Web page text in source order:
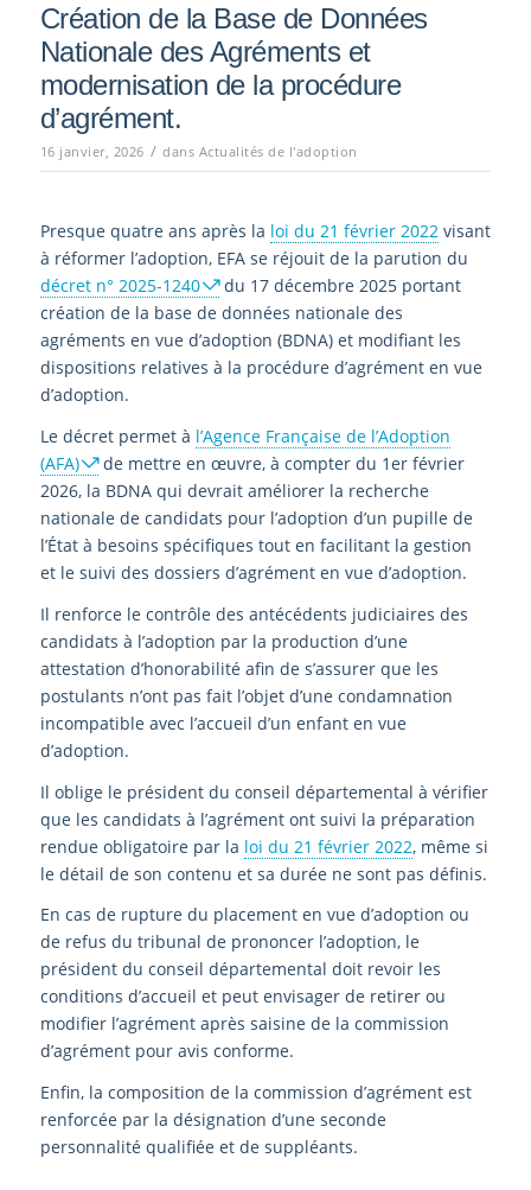
Création de la Base de Données
Nationale des Agréments et
modernisation de la procédure
d’agrément.
16 janvier, 2026 / dans Actualités de l'adoption
Presque quatre ans après la loi du 21 février 2022visant
à réformer l’adoption, EFA se réjouit de la parution du
décret n° 2025-1240
du 17 décembre 2025 portant
création de la base de données nationale des
agréments en vue d’adoption (BDNA) et modifiant les
dispositions relatives à la procédure d’agrément en vue
d’adoption.
Le décret permet à l’Agence Française de l’Adoption
(AFA)
de mettre en œuvre, à compter du 1er février
2026, la BDNA qui devrait améliorer la recherche
nationale de candidats pour l’adoption d’un pupille de
l’État à besoins spécifiques tout en facilitant la gestion
et le suivi des dossiers d’agrément en vue d’adoption.
Il renforce le contrôle des antécédents judiciaires des
candidats à l’adoption par la production d’une
attestation d’honorabilité afin de s’assurer que les
postulants n’ont pas fait l’objet d’une condamnation
incompatible avec l’accueil d’un enfant en vue
d’adoption.
Il oblige le président du conseil départemental à vérifier
que les candidats à l’agrément ont suivi la préparation
rendue obligatoire par la loi du 21 février 2022, même si
le détail de son contenu et sa durée ne sont pas définis.
En cas de rupture du placement en vue d’adoption ou
de refus du tribunal de prononcer l’adoption, le
président du conseil départemental doit revoir les
conditions d’accueil et peut envisager de retirer ou
modifier l’agrément après saisine de la commission
d’agrément pour avis conforme.
Enfin, la composition de la commission d’agrément est
renforcée par la désignation d’une seconde
personnalité qualifiée et de suppléants.